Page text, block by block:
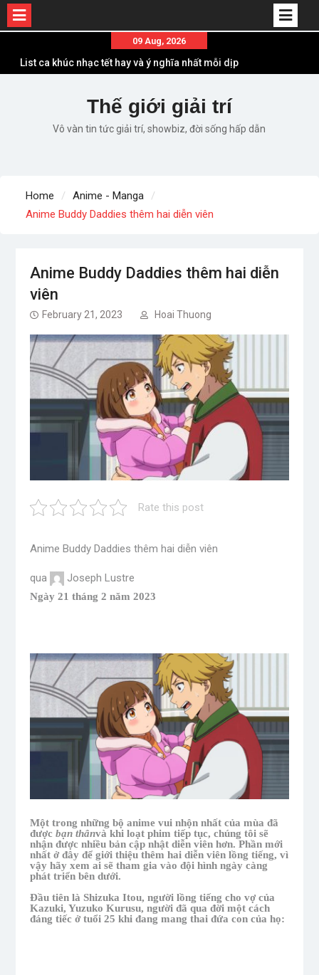
content
09 Aug, 2026
List ca khúc nhạc tết hay và ý nghĩa nhất mỗi dịp
Em ơi lên phố – Minh Vương: Màn comeback
“ngoạn mục” với triệu view
Những ca khúc nhạc xuân “sặc mùi” quảng cáo
Lời bài hát Chúng Ta của Hiện Tại – Sơn Tùng M-
TP – Full lyrics bản chuẩn
Thế giới giải trí
Vô vàn tin tức giải trí, showbiz, đời sống hấp dẫn
Home
Anime - Manga
Anime Buddy Daddies thêm hai diễn viên
Anime Buddy Daddies thêm hai diễn
viên
February 21, 2023 Hoai Thuong
Rate this post
Anime Buddy Daddies thêm hai diễn viên
qua Joseph Lustre
Ngày 21 tháng 2 năm 2023
Một trong những bộ anime vui nhộn nhất của mùa đã
được bạn thânvà khi loạt phim tiếp tục, chúng tôi sẽ
nhận được nhiều bản cập nhật diễn viên hơn. Phần mới
nhất ở đây để giới thiệu thêm hai diễn viên lồng tiếng, vì
vậy hãy xem ai sẽ tham gia vào đội hình ngày càng
phát triển bên dưới.
Đầu tiên là Shizuka Itou, người lồng tiếng cho vợ của
Kazuki, Yuzuko Kurusu, người đã qua đời một cách
đáng tiếc ở tuổi 25 khi đang mang thai đứa con của họ: